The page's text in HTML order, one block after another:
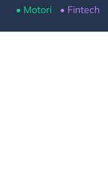
• Motori • Fintech